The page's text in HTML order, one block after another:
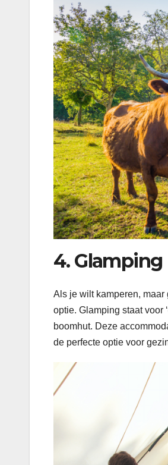
4. Glamping
Als je wilt kamperen, maar
optie. Glamping staat voor
boomhut. Deze
de perfecte optie voor